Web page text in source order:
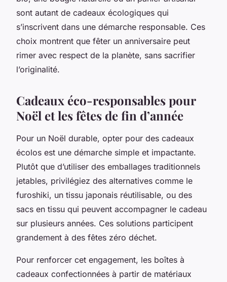
sont autant de cadeaux écologiques qui
s’inscrivent dans une démarche responsable. Ces
choix montrent que fêter un anniversaire peut
rimer avec respect de la planète, sans sacrifier
l’originalité.
Cadeaux éco-responsables pour
Noël et les fêtes de fin d’année
Pour un Noël durable, opter pour des cadeaux
écolos est une démarche simple et impactante.
Plutôt que d’utiliser des emballages traditionnels
jetables, privilégiez des alternatives comme le
furoshiki, un tissu japonais réutilisable, ou des
sacs en tissu qui peuvent accompagner le cadeau
sur plusieurs années. Ces solutions participent
grandement à des fêtes zéro déchet.
Pour renforcer cet engagement, les boîtes à
cadeaux confectionnées à partir de matériaux